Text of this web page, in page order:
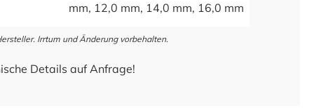
mm, 12,0 mm, 14,0 mm, 16,0 mm
Irrtum und Änderung vorbehalten.
Details auf Anfrage!